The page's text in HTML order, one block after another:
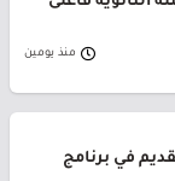
منذ يومين
في برنامج